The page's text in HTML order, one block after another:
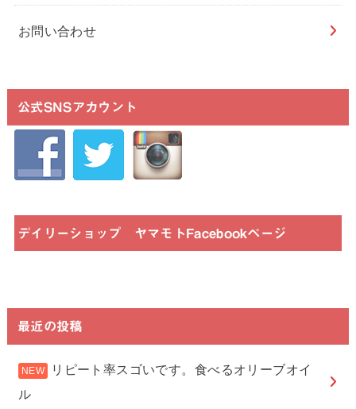
お問い合わせ
公式SNSアカウント
デイリーショップ ヤマモトFacebookページ
最近の投稿
リピート率スゴいです。食べるオリーブオイ
ル